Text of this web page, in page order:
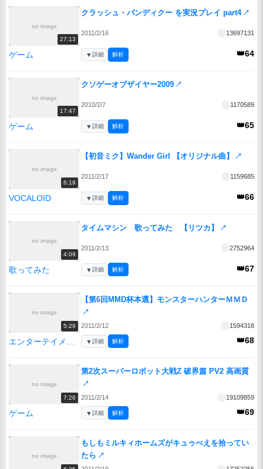
no image
27:13
クラッシュ・バンディクー を実況プレイ part4 ↗
2011/2/16 13697131
ゲーム 👑64
▼詳細 解析
no image
17:47
クソゲーオブザイヤー2009 ↗
2010/2/7 1170589
ゲーム 👑65
▼詳細 解析
no image
6:19
【初音ミク】Wander Girl 【オリジナル曲】 ↗
2011/2/17 1159685
VOCALOID 👑66
▼詳細 解析
no image
4:09
タイムマシン 歌ってみた 【リツカ】 ↗
2011/2/13 2752964
歌ってみた 👑67
▼詳細 解析
no image
5:29
【第6回MMD杯本選】モンスターハンターＭＭＤ
↗
2011/2/12 1594318
👑68
▼詳細 解析
no image
7:26
第2次スーパーロボット大戦Z 破界篇 PV2 高画質
↗
2011/2/14 19109859
ゲーム 👑69
▼詳細 解析
no image
もしもミルキィホームズがキュゥべえを拾ってい
たら ↗